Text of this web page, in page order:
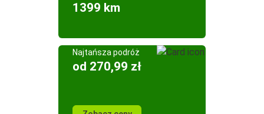
1399 km
Najtańsza podróż
od 270,99 zł